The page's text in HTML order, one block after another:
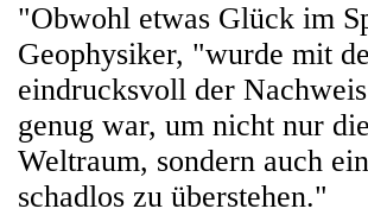
"Obwohl etwas Glück im
Geophysiker, "wurde mit
eindrucksvoll der
genug war, um nicht nur
Weltraum, sondern auch
schadlos zu überstehen."